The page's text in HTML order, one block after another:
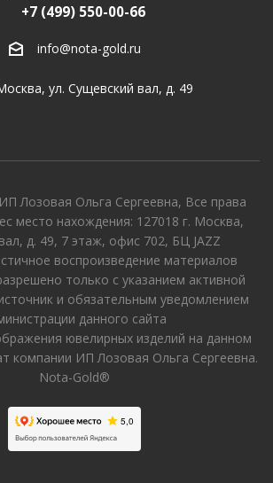
+7 (499) 550-00-66
info@nota-gold.ru
ул. Сущевский вал, д. 49
Лозовая Ольга Сергеевна, Все права
место нахождения: 127018 г. Москва,
д. 49, 7 этаж, офис 702, БЦ JAZZ
воспроизведение материалов
только с указанием активной
и обязательным уведомлением
данного сайта
ювелирных изделий на данном
компании ИП Лозовая Ольга Сергеевна.
Nota-Gold®